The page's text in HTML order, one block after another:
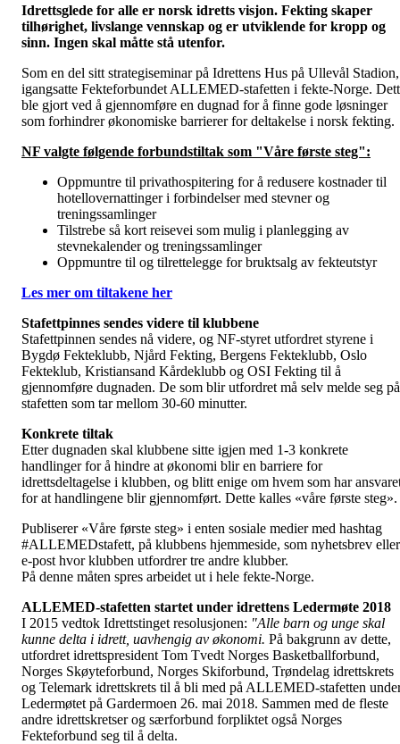
Idrettsglede for alle er norsk idretts visjon. Fekting skaper
tilhørighet, livslange vennskap og er utviklende for kropp og
sinn. Ingen skal måtte stå utenfor.
Som en del sitt strategiseminar på Idrettens Hus på Ullevål Stadion,
igangsatte Fekteforbundet ALLEMED-stafetten i fekte-Norge.
ble gjort ved å gjennomføre en dugnad for å finne gode løsninger
som forhindrer økonomiske barrierer for deltakelse i norsk fekting.
NF valgte følgende forbundstiltak som "Våre første steg":
Oppmuntre til privathospitering for å redusere kostnader til
hotellovernattinger i forbindelser med stevner og
treningssamlinger
Tilstrebe så kort reisevei som mulig i planlegging av
stevnekalender og treningssamlinger
Oppmuntre til og tilrettelegge for bruktsalg av fekteutstyr
Les mer om tiltakene her
Stafettpinnes sendes videre til klubbene
Stafettpinnen sendes nå videre, og NF-styret utfordret styrene i
Bygdø Fekteklubb, Njård Fekting, Bergens Fekteklubb, Oslo
Fekteklub, Kristiansand Kårdeklubb og OSI Fekting til å
gjennomføre dugnaden. De som blir utfordret må selv melde seg på
stafetten som tar mellom 30-60 minutter.
Konkrete tiltak
Etter dugnaden skal klubbene sitte igjen med 1-3 konkrete
handlinger for å hindre at økonomi blir en barriere for
idrettsdeltagelse i klubben, og blitt enige om hvem som har
for at handlingene blir gjennomført. Dette kalles «våre første
Publiserer «Våre første steg» i enten sosiale medier med hashtag
#ALLEMEDstafett, på klubbens hjemmeside, som nyhetsbrev eller
e-post hvor klubben utfordrer tre andre klubber.
På denne måten spres arbeidet ut i hele fekte-Norge.
ALLEMED-stafetten startet under idrettens Ledermøte 2018
I 2015 vedtok Idrettstinget resolusjonen: "Alle barn og unge skal
kunne delta i idrett, uavhengig av økonomi. På bakgrunn av dette,
utfordret idrettspresident Tom Tvedt Norges Basketballforbund,
Norges Skøyteforbund, Norges Skiforbund, Trøndelag idrettskrets
og Telemark idrettskrets til å bli med på ALLEMED-stafetten
Ledermøtet på Gardermoen 26. mai 2018. Sammen med de fleste
andre idrettskretser og særforbund forpliktet også Norges
Fekteforbund seg til å delta.